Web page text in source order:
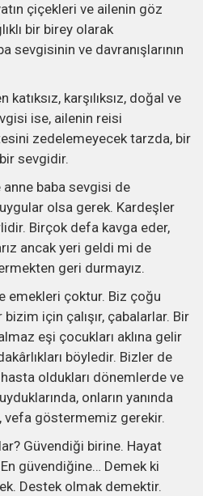
çiçekleri ve ailenin göz
bir birey olarak
sevgisinin ve davranışlarının
karşılıksız, doğal ve
ise, ailenin reisi
zedelemeyecek tarzda, bir
sevgidir.
baba sevgisi de
olsa gerek. Kardeşler
Birçok defa kavga eder,
ancak yeri geldi mi de
geri durmayız.
emekleri çoktur. Biz çoğu
için çalışır, çabalarlar. Bir
eşi çocukları aklına gelir
böyledir. Bizler de
hasta oldukları dönemlerde ve
onların yanında
vefa göstermemiz gerekir.
Güvendiği birine. Hayat
En güvendiğine… Demek ki
Destek olmak demektir.